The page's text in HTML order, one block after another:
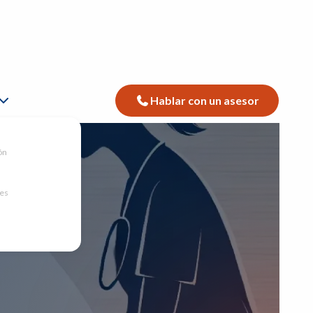
Hablar con un asesor